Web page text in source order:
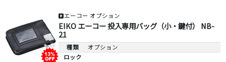
エーコー オプション
EIKO エーコー 投入専用バッグ（小・鍵付） NB-
21
種類
オプション
ロック